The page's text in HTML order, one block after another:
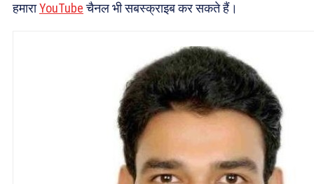
हमाराYouTubeचैनल भी सबस्क्राइब कर सकते हैं।